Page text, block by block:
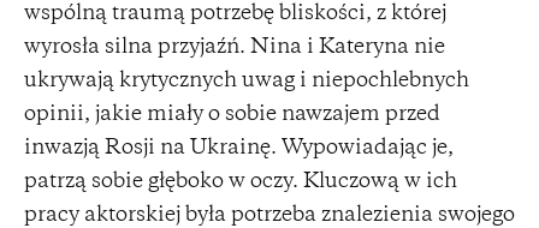
wspólną traumą potrzebę bliskości, z której
wyrosła silna przyjaźń. Nina i Kateryna nie
ukrywają krytycznych uwag i niepochlebnych
opinii, jakie miały o sobie nawzajem przed
inwazją Rosji na Ukrainę. Wypowiadając je,
patrzą sobie głęboko w oczy. Kluczową w ich
pracy aktorskiej była potrzeba znalezienia swojego